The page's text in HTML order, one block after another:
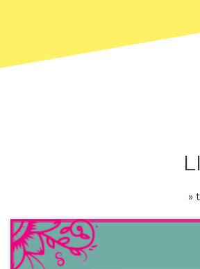
»